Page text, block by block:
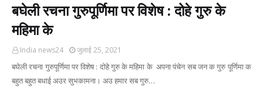
बघेली रचना गुरुपूर्णिमा पर विशेष : दोहे गुरु के
महिमा के
India news24 जुलाई 25, 2021
बघेली रचना गुरुपूर्णिमा पर विशेष : दोहे गुरु के महिमा के अपना पंचेन सब जन क गुरु पूर्णिमा क
बहुत बहुत बधाई अउर सुभकामना। अउ हमार सब गुरु…